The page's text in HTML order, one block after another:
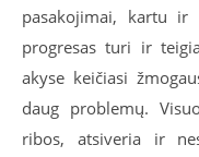
pasakojimai, kartu ir
progresas turi ir
akyse keičiasi
daug problemų.
ribos, atsiveria ir